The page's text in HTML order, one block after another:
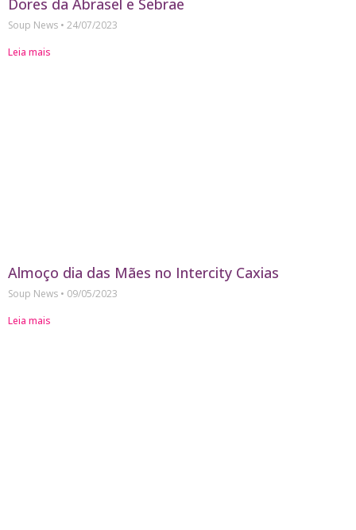
Soup News
24/07/2023
Leia mais
Almoço dia das Mães no Intercity Caxias
Soup News
09/05/2023
Leia mais